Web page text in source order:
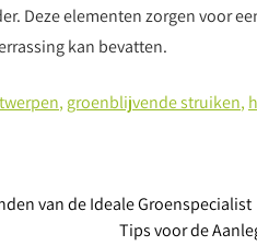
Deze elementen zorgen voor
kan bevatten.
, groenblijvende struiken,
van de Ideale Groenspecialist
Tips voor de